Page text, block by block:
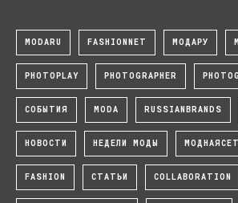
MODARU FASHIONNET МОДАРУ
PHOTOPLAY PHOTOGRAPHER
СОБЫТИЯ MODA RUSSIANBRANDS
НОВОСТИ НЕДЕЛИ МОДЫ
FASHION СТАТЬИ COLLABORATION